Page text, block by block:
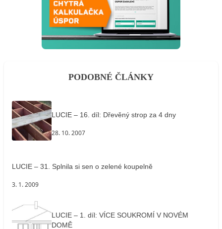
PODOBNÉ ČLÁNKY
LUCIE – 16. díl: Dřevěný strop za 4 dny
28. 10. 2007
LUCIE – 31. Splnila si sen o zelené koupelně
3. 1. 2009
LUCIE – 1. díl: VÍCE SOUKROMÍ V NOVÉM
DOMĚ